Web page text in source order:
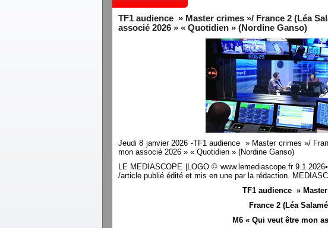
TF1 audience » Master crimes »/ France 2 (Léa
associé 2026 » « Quotidien » (Nordine Ganso)
Jeudi 8 janvier 2026 -TF1 audience » Master crimes »/
mon associé 2026 » « Quotidien » (Nordine Ganso)
LE MEDIASCOPE |LOGO © www.lemediascope.fr
/article publié édité et mis en une par la rédaction.
TF1 audience »
France 2 (Léa
M6 « Qui veut être mon